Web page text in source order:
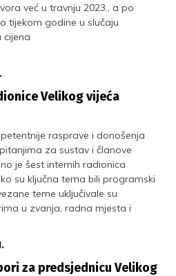
već u travnju 2023., a po
tijekom godine u slučaju
cijena
Velikog vijeća
rasprave i donošenja
za sustav i članove
je šest internih radionica
su ključna tema bili programski
teme uključivale su
u zvanja, radna mjesta i
za predsjednicu Velikog